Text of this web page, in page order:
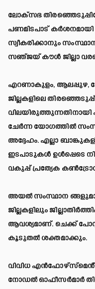
ലോക്സഭ
പണമിടപാട് കർശനമായി
സ്വീകരിക്കാനും
സഞ്ജയ് കൗൾ ജില്ലാ
എറണാകുളം, ആലപ്പുഴ,
ജില്ലകളിലെ
ചേർന്ന യോഗത്തിൽ
അദ്ദേഹം. എല്ലാ
ഇടപാടുകൾ ഉൾപ്പെടെ
വകുപ്പ് പ്രത്യേക
അയൽ സംസ്ഥാന
ജില്ലകളിലും
ആവശ്യമാണ്. ചെക്ക്
കൂടുതൽ ശക്തമാക്കും.
വിവിധ
നോഡൽ ഓഫീസർമാർ